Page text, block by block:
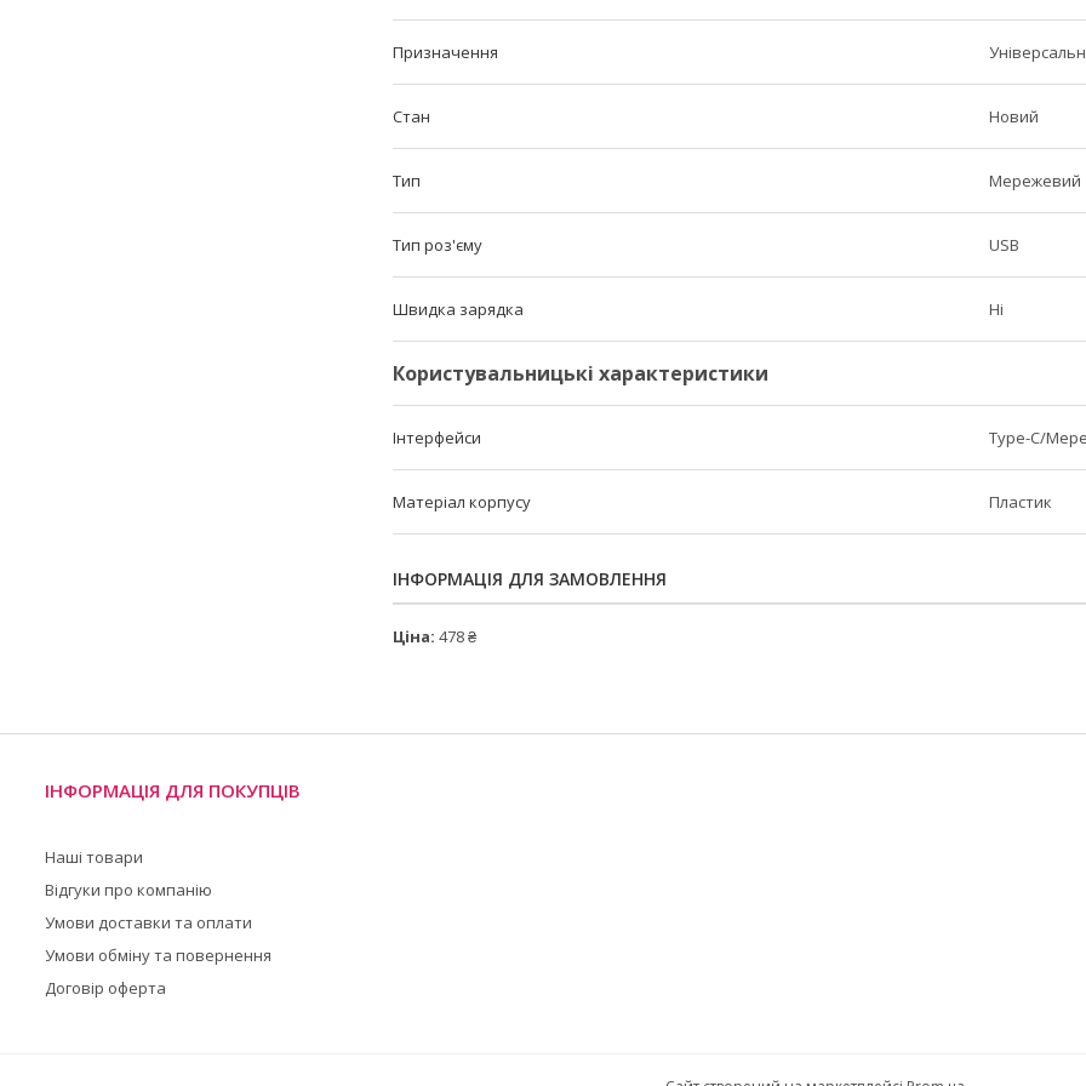
Призначення
Стан Новий
Тип Мережевий
Тип роз'єму USB
Швидка зарядка Ні
Користувальницькі характеристики
Інтерфейси Type-C/
Матеріал корпусу Пластик
ІНФОРМАЦІЯ ДЛЯ ЗАМОВЛЕННЯ
Ціна: 478 ₴
ІНФОРМАЦІЯ ДЛЯ ПОКУПЦІВ
Наші товари
Відгуки про компанію
Умови доставки та оплати
Умови обміну та повернення
Договір оферта